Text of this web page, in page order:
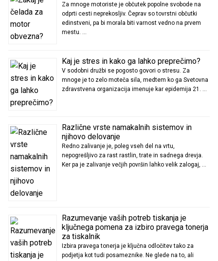
Za mnoge motoriste je občutek popolne svobode na
odprti cesti neprekosljiv. Čeprav so tovrstni občutki
edinstveni, pa bi morala biti varnost vedno na prvem
mestu. …
Kaj je stres in kako ga lahko preprečimo?
V sodobni družbi se pogosto govori o stresu. Za
mnoge je to zelo moteča sila, medtem ko ga Svetovna
zdravstvena organizacija imenuje kar epidemija 21. …
Različne vrste namakalnih sistemov in
njihovo delovanje
Redno zalivanje je, poleg vseh del na vrtu,
nepogrešljivo za rast rastlin, trate in sadnega drevja.
Ker pa je zalivanje večjih površin lahko velik zalogaj, …
Razumevanje vaših potreb tiskanja je
ključnega pomena za izbiro pravega tonerja
za tiskalnik
Izbira pravega tonerja je ključna odločitev tako za
podjetja kot tudi posameznike. Ne glede na to, ali